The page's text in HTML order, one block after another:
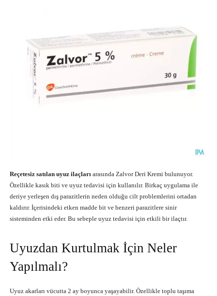
Reçetesiz satılan uyuz ilaçları arasında Zalvor Deri Kremi bulunuyor.
Özellikle kasık biti ve uyuz tedavisi için kullanılır. Birkaç uygulama ile
deriye yerleşen dış parazitlerin neden olduğu cilt problemlerini ortadan
kaldırır. İçerisindeki etken madde bit ve benzeri parazitlere sinir
sisteminden etki eder. Bu sebeple uyuz tedavisi için etkili bir ilaçtır.
Uyuzdan Kurtulmak İçin Neler
Yapılmalı?
Uyuz akarları vücutta 2 ay boyunca yaşayabilir. Özellikle toplu taşıma